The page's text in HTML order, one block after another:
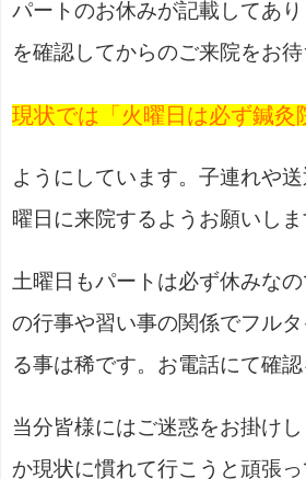
パートのお休みが記載してあ
を確認してからのご来院をお待
現状では 「火曜日は必ず鍼灸
ようにしています。子連れや
曜日に来院するようお願いしま
土曜日もパートは必ず休みな
の行事や習い事の関係でフル
る事は稀です。お電話にて確認
当分皆様にはご迷惑をお掛け
か現状に慣れて行こうと頑張